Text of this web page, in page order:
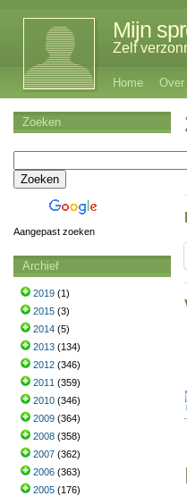
Mijn
Zelf
Home
Zoeken
Aangepast zoeken
Archief
2019 (1)
2015 (3)
2014 (5)
2013 (134)
2012 (346)
2011 (359)
2010 (346)
2009 (364)
2008 (358)
2007 (362)
2006 (363)
2005 (176)